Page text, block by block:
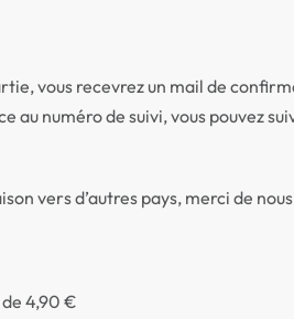
vous recevrez un mail de
au numéro de suivi, vous pouvez
vers d’autres pays, merci de
4,90 €